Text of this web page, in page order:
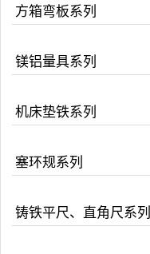
方箱弯板系列
镁铝量具系列
机床垫铁系列
塞环规系列
铸铁平尺、直角尺系列